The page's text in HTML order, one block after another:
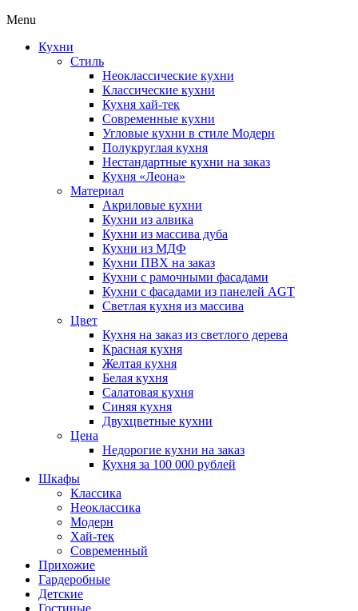
Menu
Кухни
Стиль
Неоклассические кухни
Классические кухни
Кухня хай-тек
Современные кухни
Угловые кухни в стиле Модерн
Полукруглая кухня
Нестандартные кухни на заказ
Кухня «Леона»
Материал
Акриловые кухни
Кухни из алвика
Кухни из массива дуба
Кухни из МДФ
Кухни ПВХ на заказ
Кухни с рамочными фасадами
Кухни с фасадами из панелей AGT
Светлая кухня из массива
Цвет
Кухня на заказ из светлого дерева
Красная кухня
Желтая кухня
Белая кухня
Салатовая кухня
Синяя кухня
Двухцветные кухни
Цена
Недорогие кухни на заказ
Кухня за 100 000 рублей
Шкафы
Классика
Неоклассика
Модерн
Хай-тек
Современный
Прихожие
Гардеробные
Детские
Гостиные